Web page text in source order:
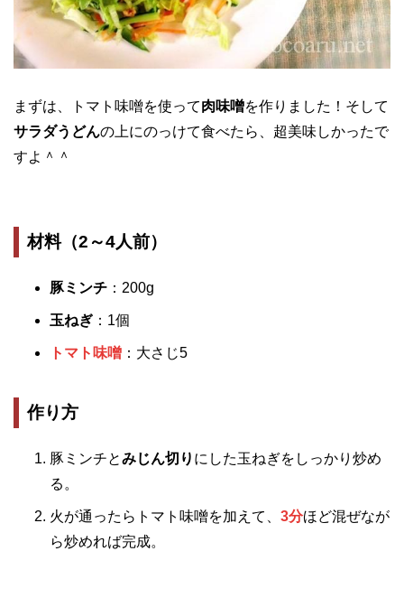
まずは、トマト味噌を使って肉味噌を作りました！そして
サラダうどんの上にのっけて食べたら、超美味しかったで
すよ＾＾
材料（2～4人前）
豚ミンチ ：200g
玉ねぎ ：1個
トマト味噌 ：大さじ5
作り方
豚ミンチとみじん切り にした玉ねぎをしっかり炒め
る。
火が通ったらトマト味噌を加えて、 3分ほど混ぜなが
ら炒めれば完成。